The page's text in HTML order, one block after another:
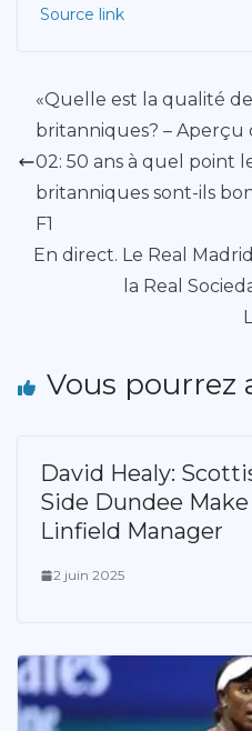
Source link
«Quelle est la qualité
britanniques? – Aperçu
02: 50 ans à quel point
britanniques sont-ils
F1
En direct. Le Real
la Real
Vous pourrez
David Healy:
Side Dundee
Linfield Manager
2 juin 2025